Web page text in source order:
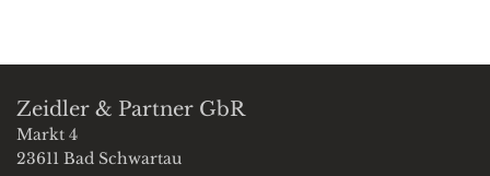
Zeidler & Partner GbR
Markt 4
23611 Bad Schwartau